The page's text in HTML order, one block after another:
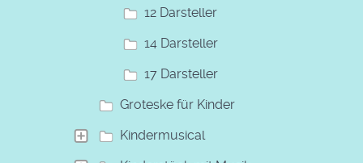
12 Darsteller
14 Darsteller
17 Darsteller
Groteske für Kinder
Kindermusical